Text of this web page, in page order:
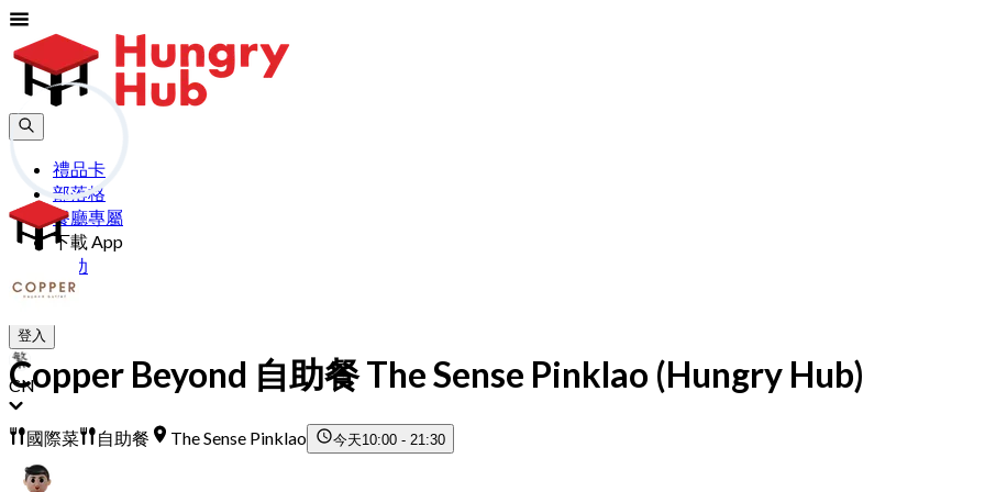
禮品卡
部落格
餐廳專屬
下載 App
幫助
登入
CN
Copper Beyond 自助餐 The Sense Pinklao (Hungry Hub)
國際菜 自助餐 The Sense Pinklao 今天10:00 - 21:30